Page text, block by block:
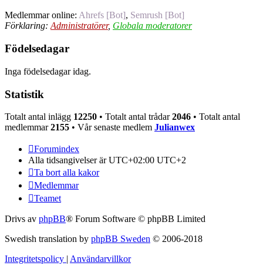
Medlemmar online: Ahrefs [Bot], Semrush [Bot]
Förklaring: Administratörer, Globala moderatorer
Födelsedagar
Inga födelsedagar idag.
Statistik
Totalt antal inlägg 12250 • Totalt antal trådar2046 • Totalt antal
medlemmar2155 • Vår senaste medlem Julianwex
Forumindex
Alla tidsangivelser är UTC+02:00 UTC+2
Ta bort alla kakor
Medlemmar
Teamet
Drivs av phpBB® Forum Software © phpBB Limited
Swedish translation by phpBB Sweden © 2006-2018
Integritetspolicy | Användarvillkor